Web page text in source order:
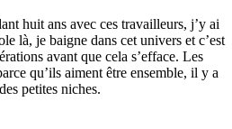
huit ans avec ces travailleurs, j’y ai
là, je baigne dans cet univers et c’est
avant que cela s’efface. Les
qu’ils aiment être ensemble, il y a
petites niches.